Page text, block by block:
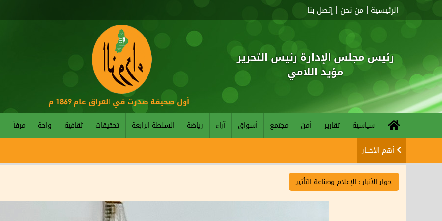
الرئيسية من نحن إتصل بنا
رئيس مجلس الإدارة رئيس التحرير
مؤيد اللامي
أول صحيفة صدرت في العراق عام 1869 م
سياسية تقارير أمن مجتمع أسواق آراء رياضة السلطة الرابعة تحقيقات ثقافية واحة مرفأ
أهم الأخبـار
حوار الأنبار : الإعلام وصناعة التأثير